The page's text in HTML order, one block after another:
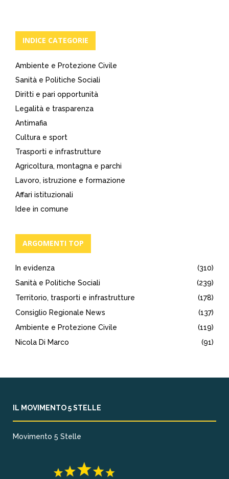
INDICE CATEGORIE
Ambiente e Protezione Civile
Sanità e Politiche Sociali
Diritti e pari opportunità
Legalità e trasparenza
Antimafia
Cultura e sport
Trasporti e infrastrutture
Agricoltura, montagna e parchi
Lavoro, istruzione e formazione
Affari istituzionali
Idee in comune
ARGOMENTI TOP
In evidenza
(310)
Sanità e Politiche Sociali
(239)
Territorio, trasporti e infrastrutture
(178)
Consiglio Regionale News
(137)
Ambiente e Protezione Civile
(119)
Nicola Di Marco
(91)
IL MOVIMENTO 5 STELLE
Movimento 5 Stelle